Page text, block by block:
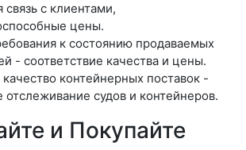
связь с клиентами,
цены.
к состоянию продаваемых
- соответствие качества и цены.
контейнерных поставок -
отслеживание судов и контейнеров.
и Покупайте